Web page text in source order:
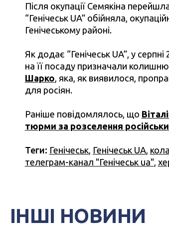
Після окупації Семякіна
“Генічеськ UA” обійняла,
Генічеському районі.
Як додає “Генічеськ UA”, у
на її посаду призначали
Шарко , яка, як виявилося,
для росіян.
Раніше повідомлялось, що
тюрми за розселення
Теги: Генічеськ, Генічеськ UA
телеграм-канал "Генічеськ ua"
ІНШІ НОВИНИ